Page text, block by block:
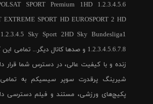
SPORT Premium 1HD 1.2.3.4.5.6
EXTREME SPORT HD EUROSPORT 2 HD
Sky Sport 2HD Sky Bundesliga1
1.2.3.4.5.6.7.8 و صدها کانال دیگر...
زنده و با کیفیت عالی، در دسترس شما قرار
شیرینگ پرقدرت سوپر سیسیکم به تمامی
پکیج‌های ورزشی، مستند و فیلم دسترسی